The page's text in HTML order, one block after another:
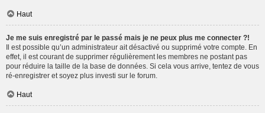
Haut
Je me suis enregistré par le passé mais je ne peux plus me connecter ?!
Il est possible qu’un administrateur ait désactivé ou supprimé votre compte. En
effet, il est courant de supprimer régulièrement les membres ne postant pas
pour réduire la taille de la base de données. Si cela vous arrive, tentez de vous
ré-enregistrer et soyez plus investi sur le forum.
Haut